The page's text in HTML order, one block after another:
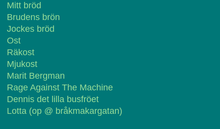
Mitt bröd
Brudens brön
Jockes bröd
Ost
Räkost
Mjukost
Marit Bergman
Rage Against The Machine
Dennis det lilla busfröet
Lotta (op @ bråkmakargatan)